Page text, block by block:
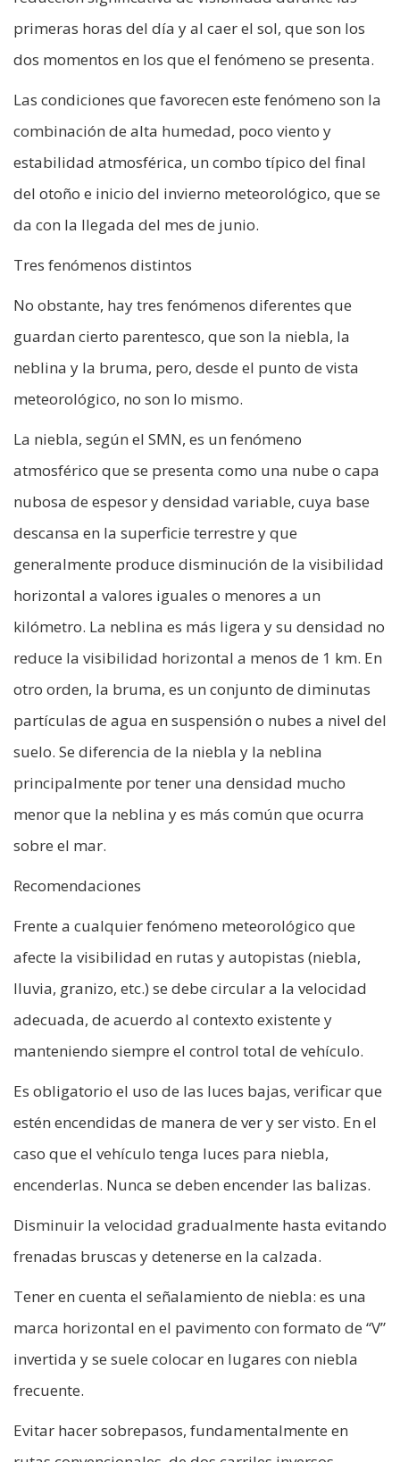
primeras horas del día y al caer el sol, que son los
dos momentos en los que el fenómeno se presenta.
Las condiciones que favorecen este fenómeno son la
combinación de alta humedad, poco viento y
estabilidad atmosférica, un combo típico del final
del otoño e inicio del invierno meteorológico, que se
da con la llegada del mes de junio.
Tres fenómenos distintos
No obstante, hay tres fenómenos diferentes que
guardan cierto parentesco, que son la niebla, la
neblina y la bruma, pero, desde el punto de vista
meteorológico, no son lo mismo.
La niebla, según el SMN, es un fenómeno
atmosférico que se presenta como una nube o capa
nubosa de espesor y densidad variable, cuya base
descansa en la superficie terrestre y que
generalmente produce disminución de la visibilidad
horizontal a valores iguales o menores a un
kilómetro. La neblina es más ligera y su densidad no
reduce la visibilidad horizontal a menos de 1 km. En
otro orden, la bruma, es un conjunto de diminutas
partículas de agua en suspensión o nubes a nivel del
suelo. Se diferencia de la niebla y la neblina
principalmente por tener una densidad mucho
menor que la neblina y es más común que ocurra
sobre el mar.
Recomendaciones
Frente a cualquier fenómeno meteorológico que
afecte la visibilidad en rutas y autopistas (niebla,
lluvia, granizo, etc.) se debe circular a la velocidad
adecuada, de acuerdo al contexto existente y
manteniendo siempre el control total de vehículo.
Es obligatorio el uso de las luces bajas, verificar que
estén encendidas de manera de ver y ser visto. En el
caso que el vehículo tenga luces para niebla,
encenderlas. Nunca se deben encender las balizas.
Disminuir la velocidad gradualmente hasta evitando
frenadas bruscas y detenerse en la calzada.
Tener en cuenta el señalamiento de niebla: es una
marca horizontal en el pavimento con formato de “V”
invertida y se suele colocar en lugares con niebla
frecuente.
Evitar hacer sobrepasos, fundamentalmente en